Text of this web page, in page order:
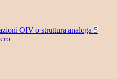
OIV o struttura analoga 5